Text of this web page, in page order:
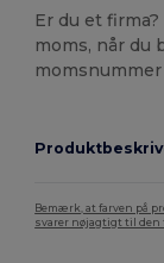
Er du et
moms, når du
Bemærk, at farven på
svarer nøjagtigt til den